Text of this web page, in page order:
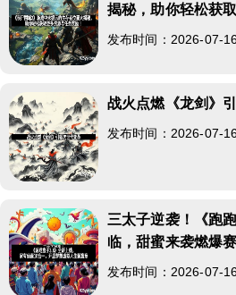
揭秘，助你轻松获
发布时间：2026-07-
战火点燃《龙剑》
发布时间：2026-07-
三太子逆袭！《跑
临，甜蜜来袭燃爆
发布时间：2026-07-